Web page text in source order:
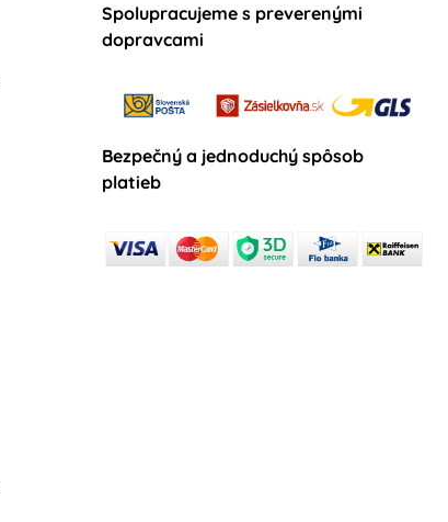
Spolupracujeme s preverenými
dopravcami
Bezpečný a jednoduchý spôsob
platieb